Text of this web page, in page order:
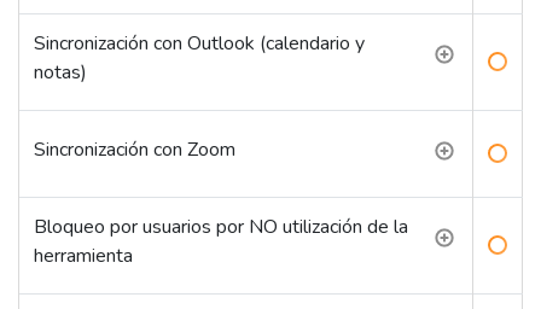
Sincronización con Outlook (calendario y
notas)
Sincronización con Zoom
Bloqueo por usuarios por NO utilización de la
herramienta